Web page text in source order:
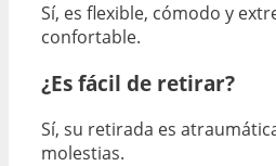
Sí, es flexible, cómodo y
confortable.
¿Es fácil de retirar?
Sí, su retirada es
molestias.